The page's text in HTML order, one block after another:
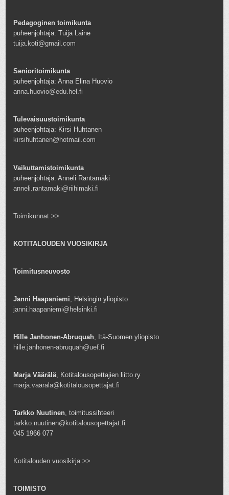
Pedagoginen toimikunta
puheenjohtaja: Tuija Laine
tuija.koti@gmail.com
Senioritoimikunta
puheenjohtaja: Anna Elina Huovio
anna.huovio@edu.hel.fi
Tulevaisuustoimikunta
puheenjohtaja: Kirsi Huhtanen
kirsihuhtanen@hotmail.com
Vaikuttamistoimikunta
puheenjohtaja: Anneli Rantamäki
anneli.rantamaki@riihimaki.fi
Toimikunnat >>
KOTITALOUDEN VUOSIKIRJA
Toimitusneuvosto
Janni Haapaniemi , Helsingin yliopisto
janni.haapaniemi@helsinki.fi
Hille Janhonen-Abruquah , Itä-Suomen yliopisto
hille.janhonen-abruquah@uef.fi
Marja Väärälä, Kotitalousopettajien liitto ry
marja.vaarala@kotitalousopettajat.fi
Tarkko Nuutinen, toimitussihteeri
tarkko.nuutinen@kotitalousopettajat.fi
045 1966 077
Kotitalouden vuosikirja >>
TOIMISTO